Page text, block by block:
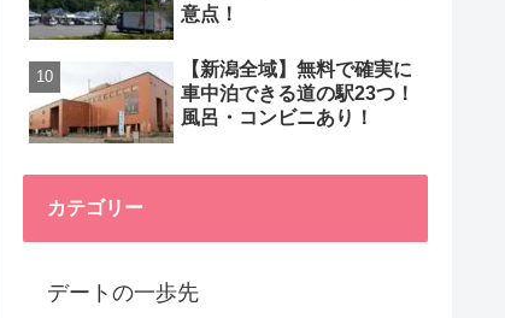
意点！
【新潟全域】無料で確実に
車中泊できる道の駅23つ！
風呂・コンビニあり！
カテゴリー
デートの一歩先